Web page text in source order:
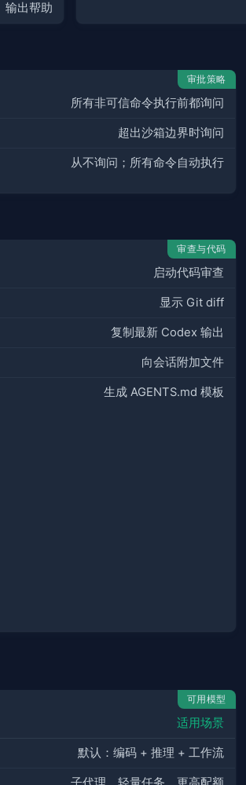
输出帮助
审批策略
所有非可信命令执行前都询问
超出沙箱边界时询问
从不询问；所有命令自动执行
审查与代码
启动代码审查
显示 Git diff
复制最新 Codex 输出
向会话附加文件
生成 AGENTS.md 模板
可用模型
适用场景
默认：编码 + 推理 + 工作流